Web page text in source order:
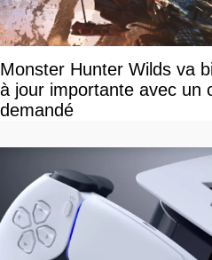
Monster Hunter Wilds va
à jour importante avec un
demandé